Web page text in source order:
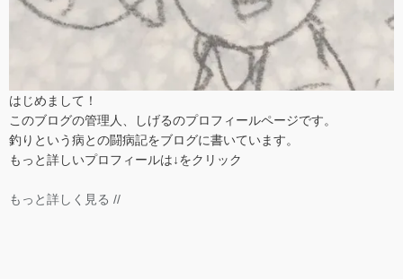
はじめまして！
このブログの管理人、しげるのプロフィールページです。
釣りという病との闘病記をブログに書いています。
もっと詳しいプロフィールは↓をクリック
もっと詳しく見る //